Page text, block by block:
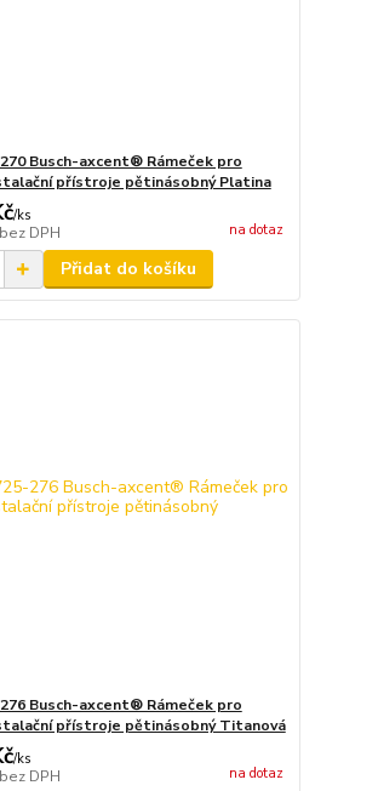
Busch-axcent® Rámeček pro
přístroje pětinásobný Platina
/ks
bez DPH na dotaz
Přidat do košíku
Busch-axcent® Rámeček pro
přístroje pětinásobný Titanová
/ks
bez DPH na dotaz